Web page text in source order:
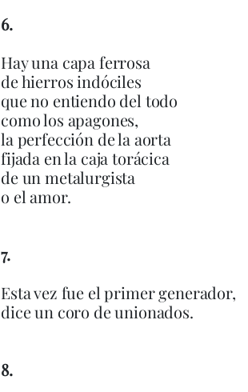
6.
Hay una capa ferrosa
de hierros indóciles
que no entiendo del todo
como los apagones,
la perfección de la aorta
fijada en la caja torácica
de un metalurgista
o el amor.
7.
Esta vez fue el primer generador,
dice un coro de unionados.
8.